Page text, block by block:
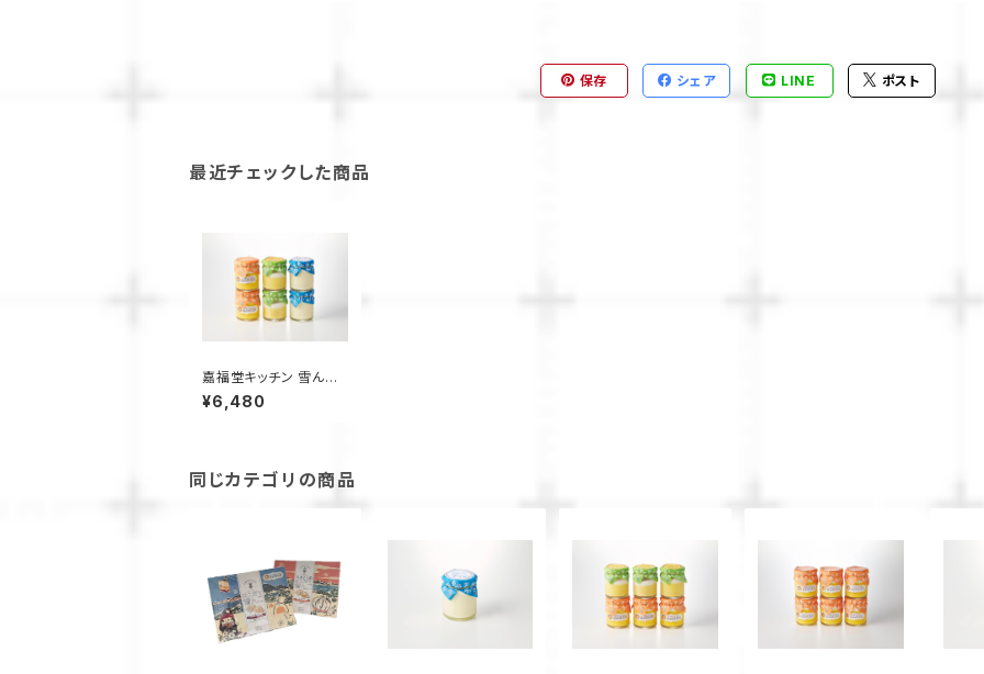
保存 シェア LINE ポスト
最近チェックした商品
嘉福堂キッチン 雪んこ
プリン シリーズ 6個入
（ さつまいも、かぼちゃ、
ツ 取り寄せ 人気 菓子
冷凍 甘い 追熟 なめら
¥6,480
同じカテゴリの商品